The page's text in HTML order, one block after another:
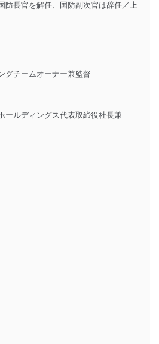
防長官を解任、国防副次官は辞任／上
グチームオーナー兼監督
ールディングス代表取締役社長兼